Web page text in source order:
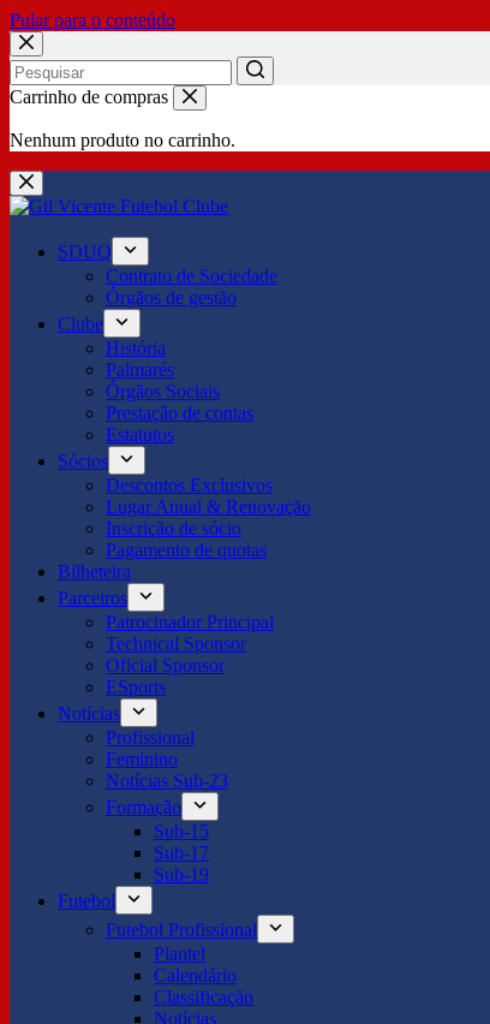
Pular para o conteúdo
No
Carrinho de compras
Nenhum produto no carrinho.
SDUQ
Contrato de Sociedade
Órgãos de gestão
Clube
História
Palmarés
Órgãos Sociais
Prestação de contas
Estatutos
Sócios
Descontos Exclusivos
Lugar Anual & Renovação
Inscrição de sócio
Pagamento de quotas
Bilheteira
Parceiros
Patrocinador Principal
Technical Sponsor
Oficial Sponsor
ESports
Notícias
Profissional
Feminino
Notícias Sub-23
Formação
Sub-15
Sub-17
Sub-19
Futebol
Futebol Profissional
Plantel
Calendário
Classificação
Notícias